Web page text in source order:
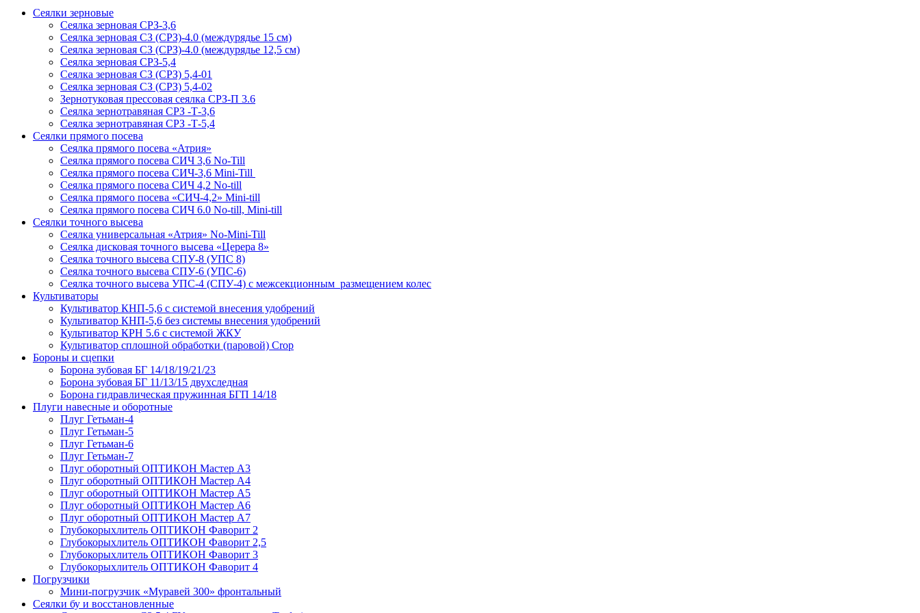
Сеялки зерновые
Сеялка зерновая СРЗ-3,6
Сеялка зерновая СЗ (СРЗ)-4.0 (междурядье 15 см)
Сеялка зерновая СЗ (СРЗ)-4.0 (междурядье 12,5 см)
Сеялка зерновая СРЗ-5,4
Сеялка зерновая СЗ (СРЗ) 5,4-01
Сеялка зерновая СЗ (СРЗ) 5,4-02
Зернотуковая прессовая сеялка СРЗ-П 3.6
Сеялка зернотравяная СРЗ -Т-3,6
Сеялка зернотравяная СРЗ -Т-5,4
Сеялки прямого посева
Сеялка прямого посева «Атрия»
Сеялка прямого посева СИЧ 3,6 No-Till
Сеялка прямого посева СИЧ-3,6 Mini-Till
Сеялка прямого посева СИЧ 4,2 No-till
Сеялка прямого посева «СИЧ-4,2» Mini-till
Сеялка прямого посева СИЧ 6.0 No-till, Mini-till
Сеялки точного высева
Сеялка универсальная «Атрия» No-Mini-Till
Сеялка дисковая точного высева «Церера 8»
Сеялка точного высева СПУ-8 (УПС 8)
Сеялка точного высева СПУ-6 (УПС-6)
Сеялка точного высева УПС-4 (СПУ-4) с межсекционным размещением колес
Культиваторы
Культиватор КНП-5,6 с системой внесения удобрений
Культиватор КНП-5,6 без системы внесения удобрений
Культиватор КРН 5.6 с системой ЖКУ
Культиватор сплошной обработки (паровой) Crop
Бороны и сцепки
Борона зубовая БГ 14/18/19/21/23
Борона зубовая БГ 11/13/15 двухследная
Борона гидравлическая пружинная БГП 14/18
Плуги навесные и оборотные
Плуг Гетьман-4
Плуг Гетьман-5
Плуг Гетьман-6
Плуг Гетьман-7
Плуг оборотный ОПТИКОН Мастер А3
Плуг оборотный ОПТИКОН Мастер А4
Плуг оборотный ОПТИКОН Мастер А5
Плуг оборотный ОПТИКОН Мастер А6
Плуг оборотный ОПТИКОН Мастер А7
Глубокорыхлитель ОПТИКОН Фаворит 2
Глубокорыхлитель ОПТИКОН Фаворит 2,5
Глубокорыхлитель ОПТИКОН Фаворит 3
Глубокорыхлитель ОПТИКОН Фаворит 4
Погрузчики
Мини-погрузчик «Муравей 300» фронтальный
Сеялки бу и восстановленные